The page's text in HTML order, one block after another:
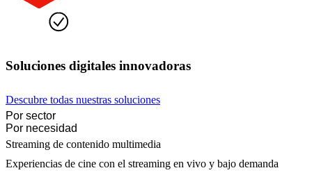
Soluciones digitales innovadoras
Descubre todas nuestras soluciones
Por sector
Por necesidad
Streaming de contenido multimedia
Experiencias de cine con el streaming en vivo y bajo demanda